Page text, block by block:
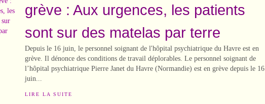
grève : Aux urgences, les patients
sont sur des matelas par terre
Depuis le 16 juin, le personnel soignant de l'hôpital psychiatrique du Havre est en
grève. Il dénonce des conditions de travail déplorables. Le personnel soignant de
l’hôpital psychiatrique Pierre Janet du Havre (Normandie) est en grève depuis le 16
juin...
LIRE LA SUITE